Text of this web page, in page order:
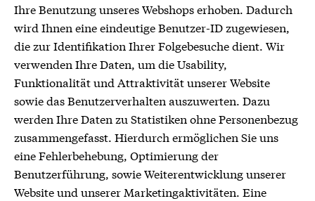
Ihre Benutzung unseres Webshops erhoben. Dadurch
wird Ihnen eine eindeutige Benutzer-ID zugewiesen,
die zur Identifikation Ihrer Folgebesuche dient. Wir
verwenden Ihre Daten, um die Usability,
Funktionalität und Attraktivität unserer Website
sowie das Benutzerverhalten auszuwerten. Dazu
werden Ihre Daten zu Statistiken ohne Personenbezug
zusammengefasst. Hierdurch ermöglichen Sie uns
eine Fehlerbehebung, Optimierung der
Benutzerführung, sowie Weiterentwicklung unserer
Website und unserer Marketingaktivitäten. Eine